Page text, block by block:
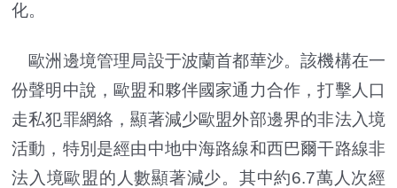
化。
歐洲邊境管理局設于波蘭首都華沙。該機構在一
份聲明中說，歐盟和夥伴國家通力合作，打擊人口
走私犯罪網絡，顯著減少歐盟外部邊界的非法入境
活動，特別是經由中地中海路線和西巴爾干路線非
法入境歐盟的人數顯著減少。其中約6.7萬人次經